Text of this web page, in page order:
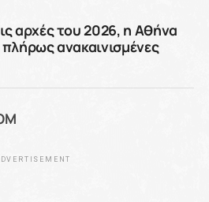
αρχές του 2026, η Αθήνα
ανακαινισμένες